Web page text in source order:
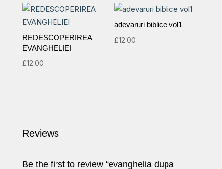
REDESCOPERIREA
EVANGHELIEI
£12.00
adevaruri biblice vol1
£12.00
Reviews
Be the first to review “evanghelia dupa